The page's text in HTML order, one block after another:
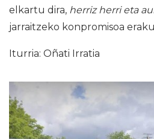
elkartu dira, herriz herri eta
jarraitzeko konpromisoa
Iturria: Oñati Irratia